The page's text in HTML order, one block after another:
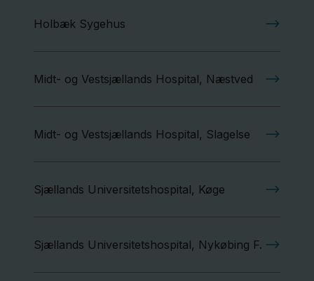
Holbæk Sygehus
Midt- og Vestsjællands Hospital, Næstved
Midt- og Vestsjællands Hospital, Slagelse
Sjællands Universitetshospital, Køge
Sjællands Universitetshospital, Nykøbing F.